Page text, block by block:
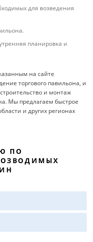
для возведения
планировка и
на сайте
торгового павильона, и
и монтаж
Мы предлагаем быстрое
и других регионах
ПО